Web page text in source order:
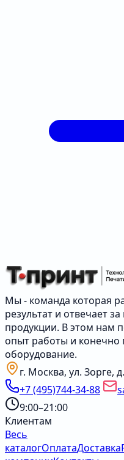
Мы - команда которая
результат и отвечает
продукции. В этом нам
опыт работы и конечно
оборудование.
г. Москва, ул. Зорге,
+7 (495)744-34-88
9:00–21:00
Клиентам
Весь
каталогОплатаДоставка